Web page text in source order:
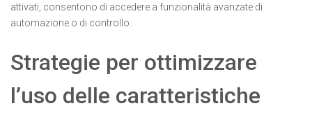
attivati, consentono di accedere a funzionalità avanzate di
automazione o di controllo.
Strategie per ottimizzare
l’uso delle caratteristiche